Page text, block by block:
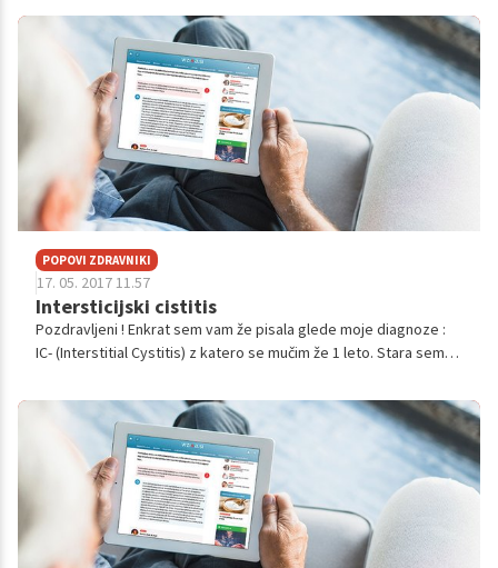
terapija. Drug...
POPOVI ZDRAVNIKI
17. 05. 2017 11.57
Intersticijski cistitis
Pozdravljeni ! Enkrat sem vam že pisala glede moje diagnoze :
IC- (Interstitial Cystitis) z katero se mučim že 1 leto. Stara sem
me o...